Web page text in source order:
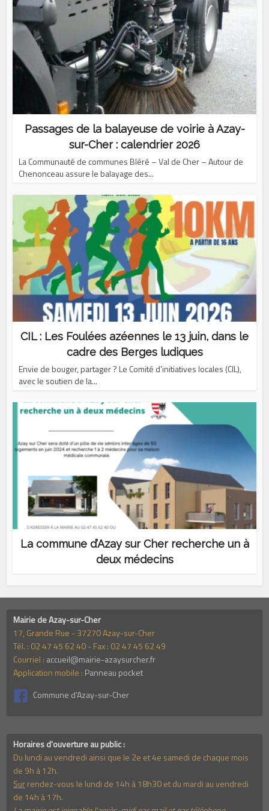
Passages de la balayeuse de voirie à Azay-
sur-Cher : calendrier 2026
La Communauté de communes Bléré – Val de Cher – Autour de
Chenonceau assure le balayage des...
CIL : Les Foulées azéennes le 13 juin, dans le
cadre des Berges ludiques
Envie de bouger, partager ? Le Comité d’initiatives locales (CIL),
avec le soutien de la...
La commune d’Azay sur Cher recherche un à
deux médecins
Mairie de Azay-sur-Cher
17, Grande Rue - 37270 Azay-sur-Cher
Tél. : 02 47 45 62 40 - Fax : 02 47 45 62 49
Courriel : accueil@mairie-azaysurcher.fr
Application mobile : Panneau pocket
Commune d'Azay-sur-Cher
Horaires d'ouverture au public :
Du lundi au vendredi ainsi que le 2e et 4e samedi de chaque mois
de 9h à 12h.
Surrendez-vous le lundi de 14h à 18h30 et du mardi au vendredi
de 14h à 17h.